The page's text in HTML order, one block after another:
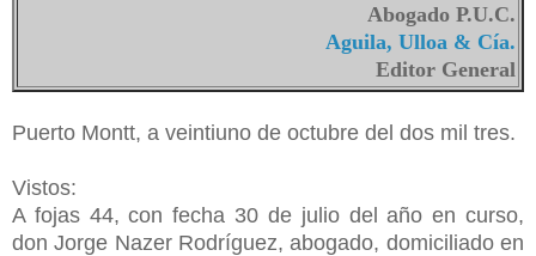
Abogado P.U.C.
Aguila, Ulloa & Cía.
Editor General
Puerto Montt, a veintiuno de octubre del dos mil tres.
Vistos:
A fojas 44, con fecha 30 de julio del año en curso,
don Jorge Nazer Rodríguez, abogado, domiciliado en